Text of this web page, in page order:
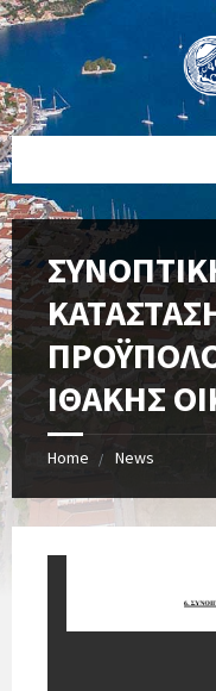
ΙΘΑΚΗΣ
Home News